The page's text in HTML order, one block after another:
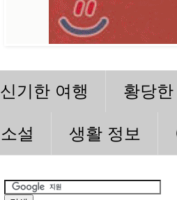
신기한 여행 황당한
소설 생활 정보